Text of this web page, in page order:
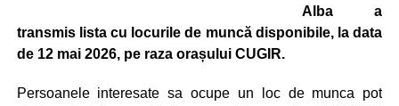
Alba a
transmis lista cu locurile de muncă disponibile, la data
de 12 mai 2026, pe raza orașului CUGIR.
Persoanele interesate sa ocupe un loc de munca pot